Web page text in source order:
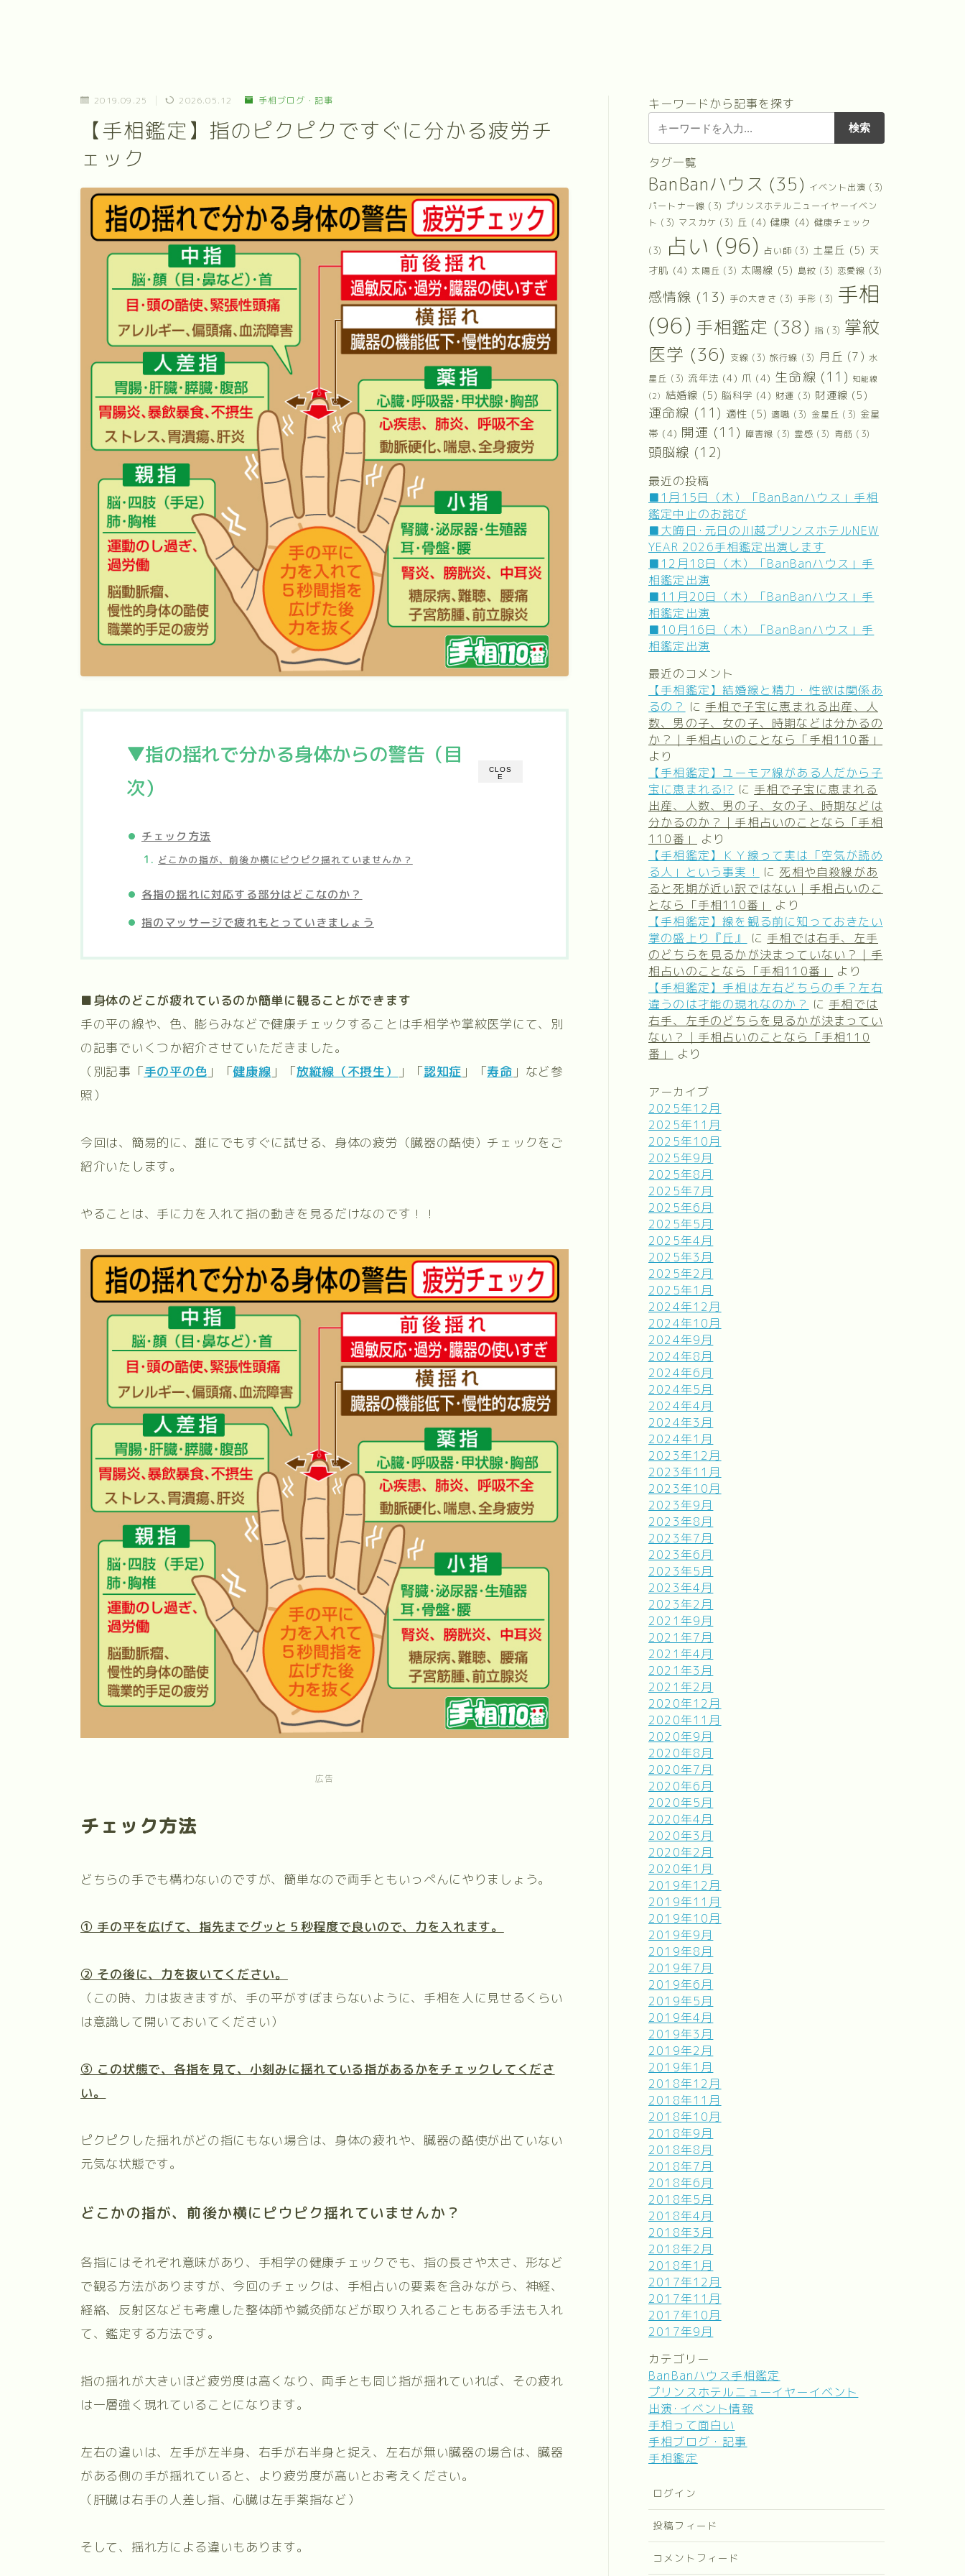
2019.09.25 2026.05.12 手相ブログ・記事
【手相鑑定】指のピクピクですぐに分かる疲労チ
ェック
CLOS
E
▼指の揺れで分かる身体からの警告（目
次）
チェック方法
どこかの指が、前後か横にピウピク揺れていませんか？
各指の揺れに対応する部分はどこなのか？
指のマッサージで疲れもとっていきましょう
■身体のどこが疲れているのか簡単に観ることができます
手の平の線や、色、膨らみなどで健康チェックすることは手相学や掌紋医学にて、別
の記事でいくつか紹介させていただきました。
（別記事「手の平の色 」「健康線 」「放縦線（不摂生） 」「認知症 」「寿命 」など参
照）
今回は、簡易的に、誰にでもすぐに試せる、身体の疲労（臓器の酷使）チェックをご
紹介いたします。
やることは、手に力を入れて指の動きを見るだけなのです！！
広告
チェック方法
どちらの手でも構わないのですが、簡単なので両手ともいっぺんにやりましょう。
① 手の平を広げて、指先までグッと５秒程度で良いので、力を入れます。
② その後に、力を抜いてください。
（この時、力は抜きますが、手の平がすぼまらないように、手相を人に見せるくらい
は意識して開いておいてください）
③ この状態で、各指を見て、小刻みに揺れている指があるかをチェックしてくださ
い。
ピクピクした揺れがどの指にもない場合は、身体の疲れや、臓器の酷使が出ていない
元気な状態です。
どこかの指が、前後か横にピウピク揺れていませんか？
各指にはそれぞれ意味があり、手相学の健康チェックでも、指の長さや太さ、形など
で観る方法がありますが、今回のチェックは、手相占いの要素を含みながら、神経、
経絡、反射区なども考慮した整体師や鍼灸師などが取り入れることもある手法も入れ
て、鑑定する方法です。
指の揺れが大きいほど疲労度は高くなり、両手とも同じ指が揺れていれば、その疲れ
は一層強く現れていることになります。
左右の違いは、左手が左半身、右手が右半身と捉え、左右が無い臓器の場合は、臓器
がある側の手が揺れていると、より疲労度が高いとお考えください。
（肝臓は右手の人差し指、心臓は左手薬指など）
そして、揺れ方による違いもあります。
キーワードから記事を探す
タグ一覧
BanBanハウス (35) イベント出演 (3)
パートナー線 (3) プリンスホテルニューイヤーイベン
ト (3) マスカケ (3) 丘 (4) 健康 (4) 健康チェック
(3) 占い (96) 占い師 (3) 土星丘 (5) 天
才肌 (4) 太陽丘 (3) 太陽線 (5) 島紋 (3) 恋愛線 (3)
感情線 (13) 手の大きさ (3) 手形 (3) 手相
(96) 手相鑑定 (38) 指 (3) 掌紋
医学 (36) 支線 (3) 旅行線 (3) 月丘 (7) 水
星丘 (3) 流年法 (4) 爪 (4) 生命線 (11) 知能線
(2)
結婚線 (5) 脳科学 (4) 財運 (3) 財運線 (5)
運命線 (11) 適性 (5) 適職 (3) 金星丘 (3) 金星
帯 (4) 開運 (11) 障害線 (3) 霊感 (3) 青筋 (3)
頭脳線 (12)
最近の投稿
■1月15日（木）「BanBanハウス」手相
鑑定中止のお詫び
■大晦日･元日の川越プリンスホテルNEW
YEAR 2026手相鑑定出演します
■12月18日（木）「BanBanハウス」手
相鑑定出演
■11月20日（木）「BanBanハウス」手
相鑑定出演
■10月16日（木）「BanBanハウス」手
相鑑定出演
最近のコメント
【手相鑑定】結婚線と精力・性欲は関係あ
るの？ に 手相で子宝に恵まれる出産、人
数、男の子、女の子、時期などは分かるの
か？｜手相占いのことなら「手相110番」
より
【手相鑑定】ユーモア線がある人だから子
宝に恵まれる!? に 手相で子宝に恵まれる
出産、人数、男の子、女の子、時期などは
分かるのか？｜手相占いのことなら「手相
110番」
より
【手相鑑定】ＫＹ線って実は「空気が読め
る人」という事実！
に 死相や自殺線があ
ると死期が近い訳ではない｜手相占いのこ
となら「手相110番」
より
【手相鑑定】線を観る前に知っておきたい
掌の盛上り『丘』
に 手相では右手、左手
のどちらを見るかが決まっていない？｜手
相占いのことなら「手相110番」
より
【手相鑑定】手相は左右どちらの手？左右
違うのは才能の現れなのか？ に 手相では
右手、左手のどちらを見るかが決まってい
ない？｜手相占いのことなら「手相110
番」
より
アーカイブ
2025年12月
2025年11月
2025年10月
2025年9月
2025年8月
2025年7月
2025年6月
2025年5月
2025年4月
2025年3月
2025年2月
2025年1月
2024年12月
2024年10月
2024年9月
2024年8月
2024年6月
2024年5月
2024年4月
2024年3月
2024年1月
2023年12月
2023年11月
2023年10月
2023年9月
2023年8月
2023年7月
2023年6月
2023年5月
2023年4月
2023年2月
2021年9月
2021年7月
2021年4月
2021年3月
2021年2月
2020年12月
2020年11月
2020年9月
2020年8月
2020年7月
2020年6月
2020年5月
2020年4月
2020年3月
2020年2月
2020年1月
2019年12月
2019年11月
2019年10月
2019年9月
2019年8月
2019年7月
2019年6月
2019年5月
2019年4月
2019年3月
2019年2月
2019年1月
2018年12月
2018年11月
2018年10月
2018年9月
2018年8月
2018年7月
2018年6月
2018年5月
2018年4月
2018年3月
2018年2月
2018年1月
2017年12月
2017年11月
2017年10月
2017年9月
カテゴリー
BanBanハウス手相鑑定
プリンスホテルニューイヤーイベント
出演･イベント情報
手相って面白い
手相ブログ・記事
手相鑑定
ログイン
投稿フィード
コメントフィード